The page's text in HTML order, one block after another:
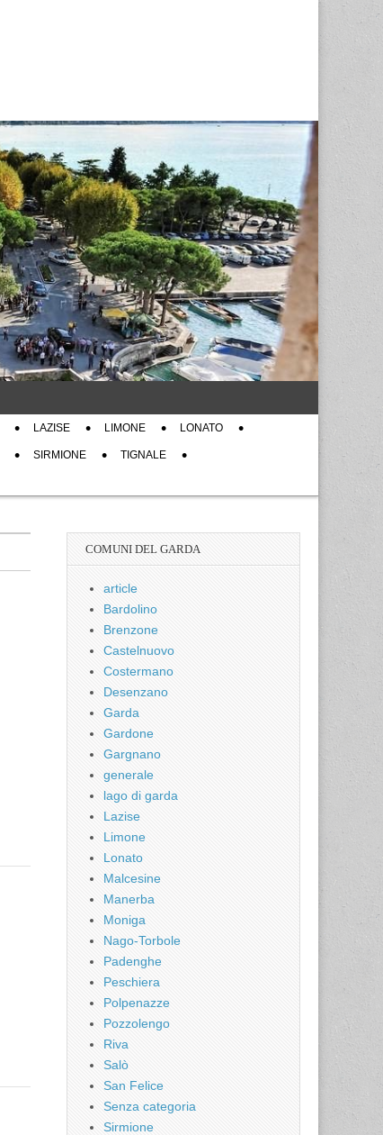
LAZISE LIMONE LONATO
SIRMIONE TIGNALE
COMUNI DEL GARDA
article
Bardolino
Brenzone
Castelnuovo
Costermano
Desenzano
Garda
Gardone
Gargnano
generale
lago di garda
Lazise
Limone
Lonato
Malcesine
Manerba
Moniga
Nago-Torbole
Padenghe
Peschiera
Polpenazze
Pozzolengo
Riva
Salò
San Felice
Senza categoria
Sirmione